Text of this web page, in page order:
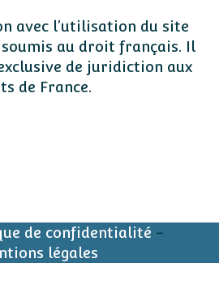
avec l’utilisation du site
au droit français. Il
de juridiction aux
de France.
de confidentialité -
légales